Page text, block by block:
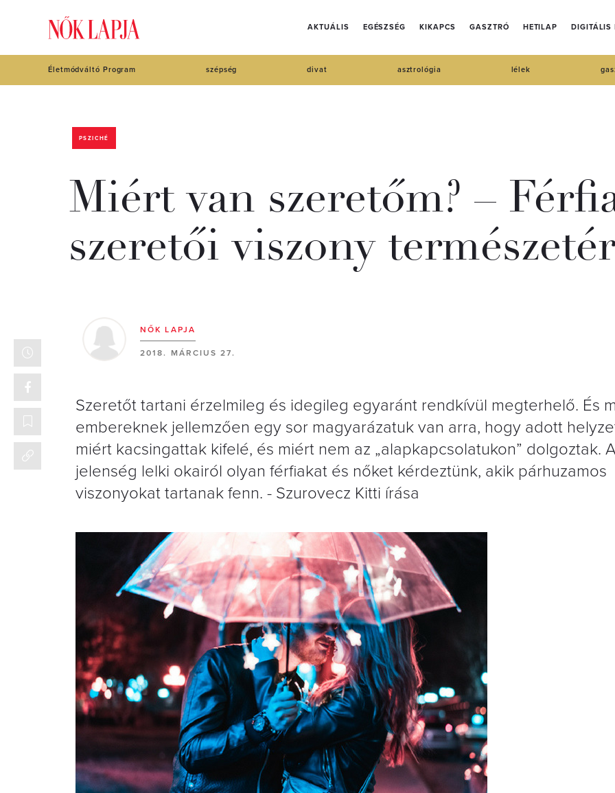
AKTUÁLIS EGÉSZSÉG KIKAPCS GASZTRÓ HETILAP DIGITÁLIS
Életmódváltó Program szépség divat asztrológia lélek
PSZICHÉ
Miért van szeretőm? –
szeretői viszony
NŐK LAPJA
2018. MÁRCIUS 27.
Szeretőt tartani érzelmileg és idegileg egyaránt rendkívül megterhelő. És
embereknek jellemzően egy sor magyarázatuk van arra, hogy adott
miért kacsingattak kifelé, és miért nem az „alapkapcsolatukon” dolgoztak.
jelenség lelki okairól olyan férfiakat és nőket kérdeztünk, akik párhuzamos
viszonyokat tartanak fenn. - Szurovecz Kitti írása